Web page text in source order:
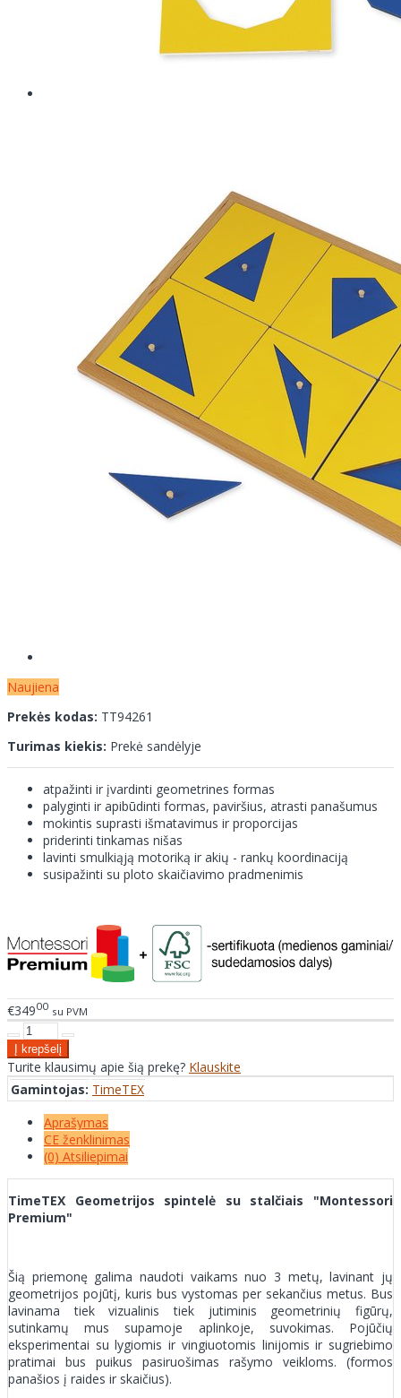
Naujiena
Prekės kodas: TT94261
Turimas kiekis: Prekė sandėlyje
atpažinti ir įvardinti geometrines formas
palyginti ir apibūdinti formas, paviršius, atrasti panašumus
mokintis suprasti išmatavimus ir proporcijas
priderinti tinkamas nišas
lavinti smulkiąją motoriką ir akių - rankų koordinaciją
susipažinti su ploto skaičiavimo pradmenimis
€34900 su PVM
Turite klausimų apie šią prekę? Klauskite
Gamintojas: TimeTEX
Aprašymas
CE ženklinimas
(0) Atsiliepimai
TimeTEX Geometrijos spintelė su stalčiais "Montessori
Premium"
Šią priemonę galima naudoti vaikams nuo 3 metų, lavinant jų
geometrijos pojūtį, kuris bus vystomas per sekančius metus. Bus
lavinama tiek vizualinis tiek jutiminis geometrinių figūrų,
sutinkamų mus supamoje aplinkoje, suvokimas. Pojūčių
eksperimentai su lygiomis ir vingiuotomis linijomis ir sugriebimo
pratimai bus puikus pasiruošimas rašymo veikloms. (formos
panašios į raides ir skaičius).